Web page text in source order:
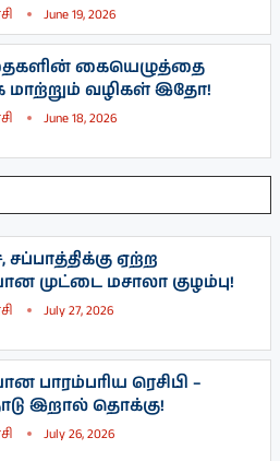
June 19, 2026
கையெழுத்தை
மாற்றும் வழிகள் இதோ!
June 18, 2026
ஏற்ற
முட்டை மசாலா குழம்பு!
July 27, 2026
பாரம்பரிய ரெசிபி –
இறால் தொக்கு!
July 26, 2026